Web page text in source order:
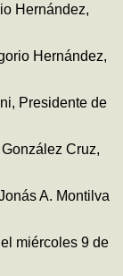
Hernández,
Hernández,
Presidente de
Cruz,
A. Montilva
miércoles 9 de